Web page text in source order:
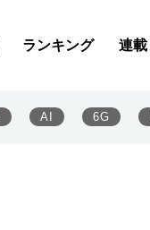
ランキング 連載
AI 6G